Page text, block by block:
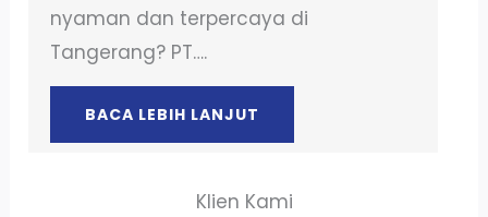
atau keperluan lainnya? Sewa motor…
BACA LEBIH LANJUT
Klien Kami